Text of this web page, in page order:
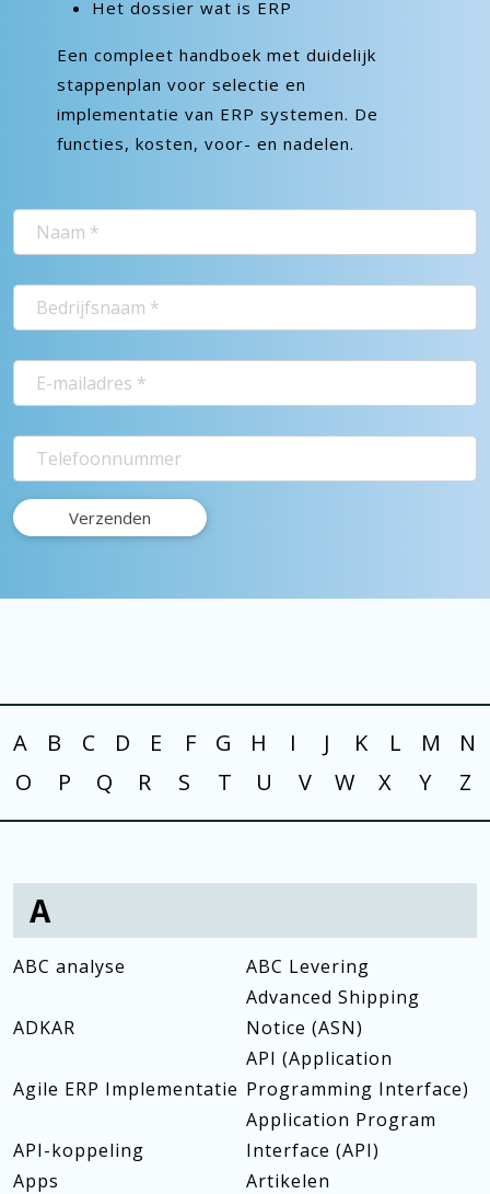
Het dossier wat is ERP
Een compleet handboek met duidelijk
stappenplan voor selectie en
implementatie van ERP systemen. De
functies, kosten, voor- en nadelen.
A B C D E F G H I J K L M
N
O
P Q R S T U V W X Y Z
A
ABC analyse ABC Levering
ADKAR
Advanced Shipping
Notice (ASN)
Agile ERP Implementatie
API (Application
Programming Interface)
API-koppeling
Application Program
Interface (API)
Apps
Artikelen